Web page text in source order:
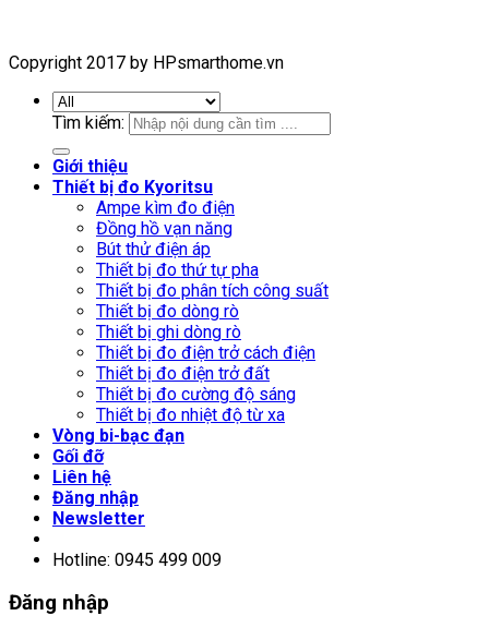
Copyright 2017 by HPsmarthome.vn
Tìm kiếm:
Giới thiệu
Thiết bị đo Kyoritsu
Ampe kìm đo điện
Đồng hồ vạn năng
Bút thử điện áp
Thiết bị đo thứ tự pha
Thiết bị đo phân tích công suất
Thiết bị đo dòng rò
Thiết bị ghi dòng rò
Thiết bị đo điện trở cách điện
Thiết bị đo điện trở đất
Thiết bị đo cường độ sáng
Thiết bị đo nhiệt độ từ xa
Vòng bi-bạc đạn
Gối đỡ
Liên hệ
Đăng nhập
Newsletter
Hotline: 0945 499 009
Đăng nhập